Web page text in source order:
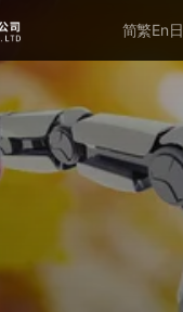
简繁En日